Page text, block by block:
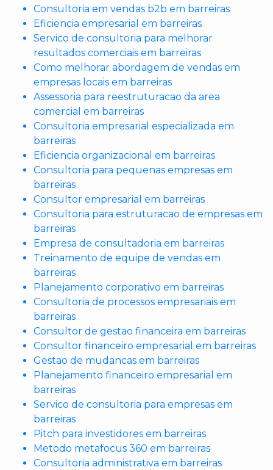
Consultoria em vendas b2b em barreiras
Eficiencia empresarial em barreiras
Servico de consultoria para melhorar
resultados comerciais em barreiras
Como melhorar abordagem de vendas em
empresas locais em barreiras
Assessoria para reestruturacao da area
comercial em barreiras
Consultoria empresarial especializada em
barreiras
Eficiencia organizacional em barreiras
Consultoria para pequenas empresas em
barreiras
Consultor empresarial em barreiras
Consultoria para estruturacao de empresas em
barreiras
Empresa de consultadoria em barreiras
Treinamento de equipe de vendas em
barreiras
Planejamento corporativo em barreiras
Consultoria de processos empresariais em
barreiras
Consultor de gestao financeira em barreiras
Consultor financeiro empresarial em barreiras
Gestao de mudancas em barreiras
Planejamento financeiro empresarial em
barreiras
Servico de consultoria para empresas em
barreiras
Pitch para investidores em barreiras
Metodo metafocus 360 em barreiras
Consultoria administrativa em barreiras